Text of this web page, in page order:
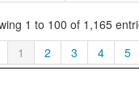
1 to 100 of 1,165
1 2 3 4 5